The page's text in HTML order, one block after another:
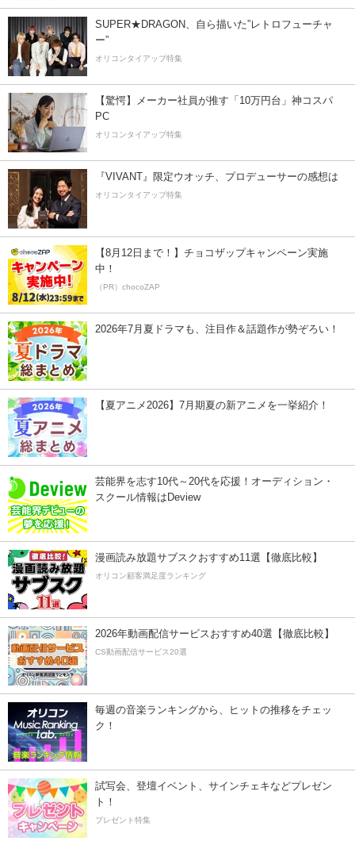
SUPER★DRAGON、自ら描いた”レトロフューチャ
ー”
オリコンタイアップ特集
【驚愕】メーカー社員が推す「10万円台」神コスパ
PC
オリコンタイアップ特集
『VIVANT』限定ウオッチ、プロデューサーの感想は
オリコンタイアップ特集
【8月12日まで！】チョコザップキャンペーン実施
中！
（PR）chocoZAP
2026年7月夏ドラマも、注目作＆話題作が勢ぞろい！
【夏アニメ2026】7月期夏の新アニメを一挙紹介！
芸能界を志す10代～20代を応援！オーディション・
スクール情報はDeview
漫画読み放題サブスクおすすめ11選【徹底比較】
オリコン顧客満足度ランキング
2026年動画配信サービスおすすめ40選【徹底比較】
CS動画配信サービス20選
毎週の音楽ランキングから、ヒットの推移をチェッ
ク！
試写会、登壇イベント、サインチェキなどプレゼン
ト！
プレゼント特集